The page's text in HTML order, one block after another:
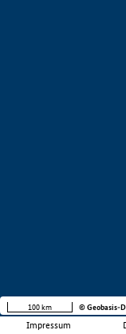
Impressum
100 km © Geobasis-